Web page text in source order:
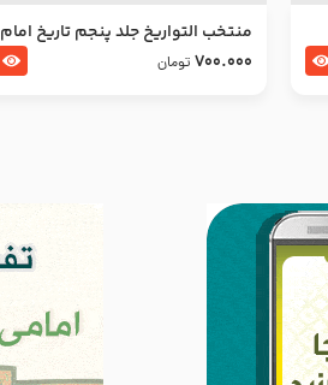
منتخب التواریخ جلد پنجم تاریخ امام
جعفر صادق و امام موسی بن جعفر
700.000 تومان